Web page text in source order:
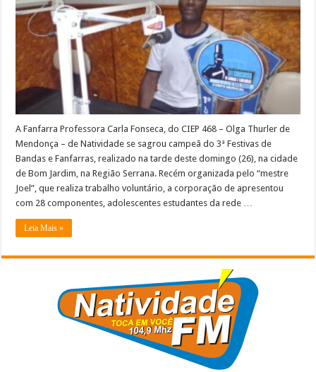
é
campeã
de
festival
de
Jardim,
Região
Serrana
–
OUÇA
A Fanfarra Professora Carla Fonseca, do CIEP 468 – Olga Thurler de
Mendonça – de Natividade se sagrou campeã do 3ª Festivas de
Bandas e Fanfarras, realizado na tarde deste domingo (26), na cidade
de Bom Jardim, na Região Serrana. Recém organizada pelo “mestre
Joel”, que realiza trabalho voluntário, a corporação de apresentou
com 28 componentes, adolescentes estudantes da rede …
Leia Mais »